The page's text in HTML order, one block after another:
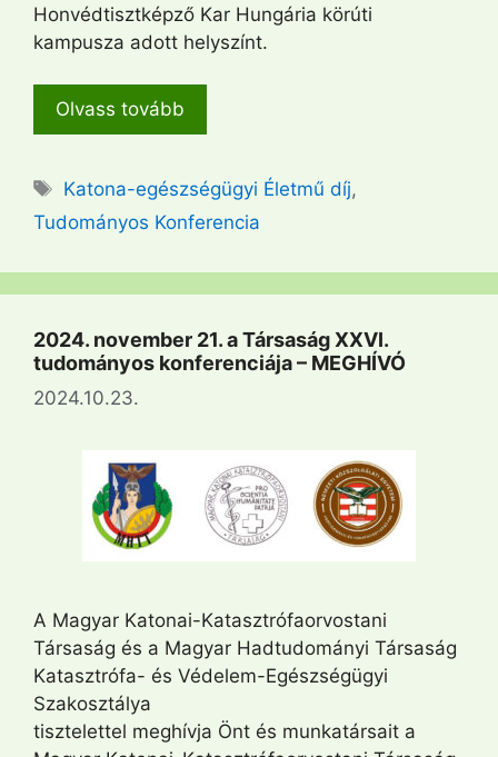
Honvédtisztképző Kar Hungária körúti
kampusza adott helyszínt.
Olvass tovább
Címkék
Katona-egészségügyi Életmű díj,
Tudományos Konferencia
2024. november 21. a Társaság XXVI.
tudományos konferenciája – MEGHÍVÓ
2024.10.23.
A Magyar Katonai-Katasztrófaorvostani
Társaság és a Magyar Hadtudományi Társaság
Katasztrófa- és Védelem-Egészségügyi
Szakosztálya
tisztelettel meghívja Önt és munkatársait a